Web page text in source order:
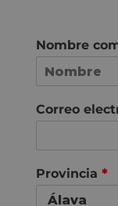
Nombre
o
m
e
Correo
Provincia *